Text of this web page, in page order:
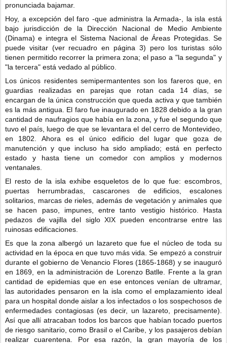
pronunciada bajamar.
Hoy, a excepción del faro -que administra la Armada-, la isla está
bajo jurisdicción de la Dirección Nacional de Medio Ambiente
(Dinama) e integra el Sistema Nacional de Áreas Protegidas. Se
puede visitar (ver recuadro en página 3) pero los turistas sólo
tienen permitido recorrer la primera zona; el paso a "la segunda" y
"la tercera" está vedado al público.
Los únicos residentes semipermantentes son los fareros que, en
guardias realizadas en parejas que rotan cada 14 días, se
encargan de la única construcción que queda activa y que también
es la más antigua. El faro fue inaugurado en 1828 debido a la gran
cantidad de naufragios que había en la zona, y fue el segundo que
tuvo el país, luego de que se levantara el del cerro de Montevideo,
en 1802. Ahora es el único edificio del lugar que goza de
manutención y que incluso ha sido ampliado; está en perfecto
estado y hasta tiene un comedor con amplios y modernos
ventanales.
El resto de la isla exhibe esqueletos de lo que fue: escombros,
puertas herrumbradas, cascarones de edificios, escalones
solitarios, marcas de rieles, además de vegetación y animales que
se hacen paso, impunes, entre tanto vestigio histórico. Hasta
pedazos de vajilla del siglo XIX pueden encontrarse entre las
ruinosas edificaciones.
Es que la zona albergó un lazareto que fue el núcleo de toda su
actividad en la época en que tuvo más vida. Se empezó a construir
durante el gobierno de Venancio Flores (1865-1868) y se inauguró
en 1869, en la administración de Lorenzo Batlle. Frente a la gran
cantidad de epidemias que en ese entonces venían de ultramar,
las autoridades pensaron en la isla como el emplazamiento ideal
para un hospital donde aislar a los infectados o los sospechosos de
enfermedades contagiosas (es decir, un lazareto, precisamente).
Así que allí atracaban todos los barcos que habían tocado puertos
de riesgo sanitario, como Brasil o el Caribe, y los pasajeros debían
realizar cuarentena. Por esa razón, la gran mayoría de los